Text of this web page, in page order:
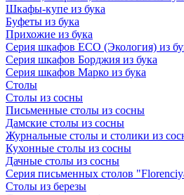
Шкафы-купе из бука
Буфеты из бука
Прихожие из бука
Серия шкафов ECO (Экология) из
Серия шкафов Борджия из бука
Серия шкафов Марко из бука
Столы
Столы из сосны
Письменные столы из сосны
Дамские столы из сосны
Журнальные столы и столики из
Кухонные столы из сосны
Дачные столы из сосны
Серия письменных столов
Столы из березы